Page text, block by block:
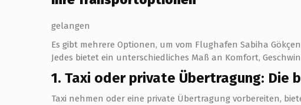
gelangen
Es gibt mehrere Optionen, um vom Flughafen Sabiha
Jedes bietet ein unterschiedliches Maß an Komfort,
1. Taxi oder private Übertragung: Die
Taxi nehmen oder eine private Übertragung vorbereiten,